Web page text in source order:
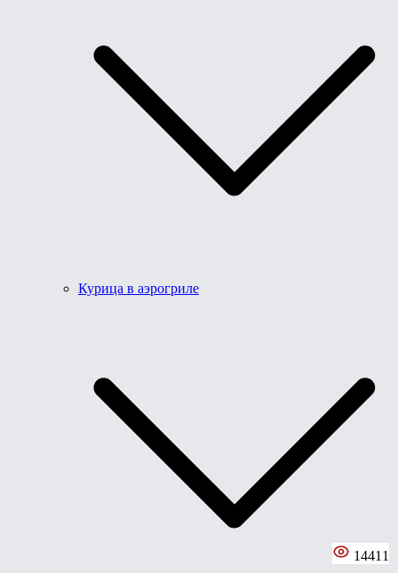
Курица в аэрогриле
14411